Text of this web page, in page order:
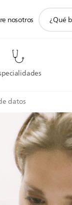
nosotros
datos